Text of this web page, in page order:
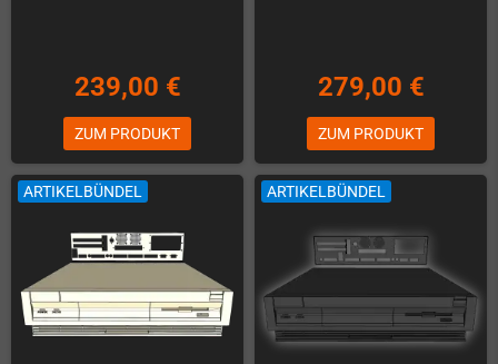
239,00 €
ZUM PRODUKT
279,00 €
ZUM PRODUKT
ARTIKELBÜNDEL ARTIKELBÜNDEL